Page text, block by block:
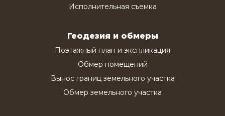
Исполнительная съемка
Геодезия и обмеры
Поэтажный план и экспликация
Обмер помещений
Вынос границ земельного участка
Обмер земельного участка